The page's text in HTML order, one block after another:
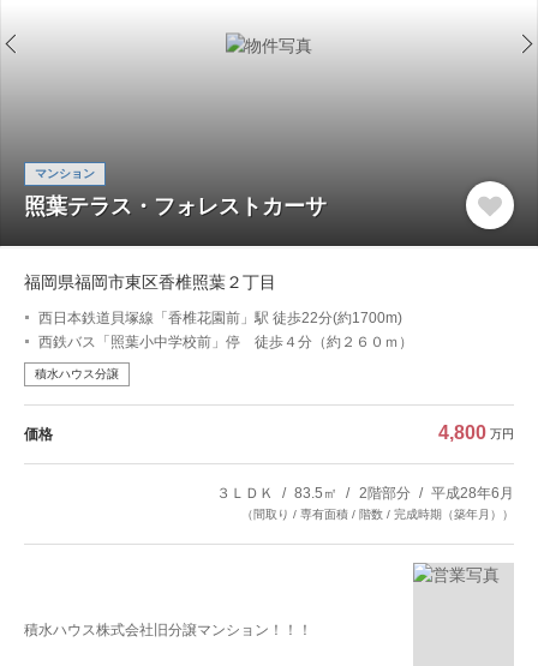
マンション
照葉テラス・フォレストカーサ
福岡県福岡市東区香椎照葉２丁目
西日本鉄道貝塚線「香椎花園前」駅 徒歩22分(約1700m)
西鉄バス「照葉小中学校前」停 徒歩４分（約２６０ｍ）
積水ハウス分譲
価格 4,800 万円
３ＬＤＫ 83.5㎡ 2階部分 平成28年6月
（間取り / 専有面積 / 階数 / 完成時期（築年月））
積水ハウス株式会社旧分譲マンション！！！